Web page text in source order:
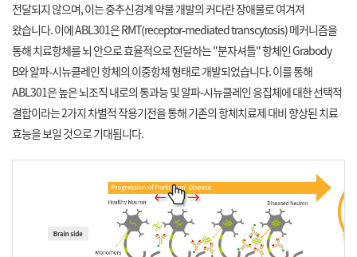
전달되지 않으며, 이는 중추신경계 약물 개발의 커다란 장애물로 여겨져
왔습니다. 이에 ABL301은 RMT(receptor-mediated transcytosis) 메커니즘을
통해 치료항체를 뇌 안으로 효율적으로 전달하는 "분자셔틀" 항체인 Grabody
B와 알파-시뉴클레인 항체의 이중항체 형태로 개발되었습니다. 이를 통해
ABL301은 높은 뇌조직 내로의 통과능 및 알파-시뉴클레인 응집체에 대한 선택적
결합이라는 2가지 차별적 작용기전을 통해 기존의 항체치료제 대비 향상된 치료
효능을 보일 것으로 기대됩니다.